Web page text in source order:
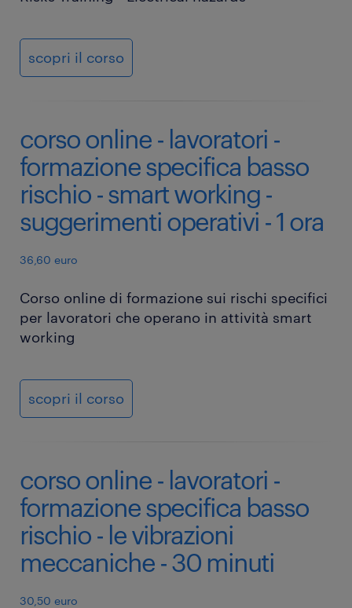
scopri il corso
corso online - lavoratori -
formazione specifica basso
rischio - smart working -
suggerimenti operativi - 1 ora
36,60 euro
Corso online di formazione sui rischi specifici
per lavoratori che operano in attività smart
working
scopri il corso
corso online - lavoratori -
formazione specifica basso
rischio - le vibrazioni
meccaniche - 30 minuti
30,50 euro